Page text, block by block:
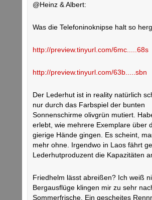
@Heinz & Albert:
Was die Telefoninoknipse halt so
http://preview.tinyurl.com/6mc.....68s
http://preview.tinyurl.com/63b.....sbn
Der Lederhut ist in reality natürlich
nur durch das Farbspiel der bunten
Sonnenschirme olivgrün mutiert.
erlebt, wie mehrere Exemplare über
gierige Hände gingen. Es scheint,
mehr ohne. Irgendwo in Laos fährt
Lederhutproduzent die Kapazitäten
Friedhelm lässt abreißen? Ich weiß
Bergausflüge klingen mir zu sehr
Sommerfrische. Ein gescheites